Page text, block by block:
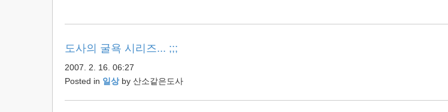
도사의 굴욕 시리즈... ;;;
2007. 2. 16. 06:27
Posted in 일상by 산소같은도사